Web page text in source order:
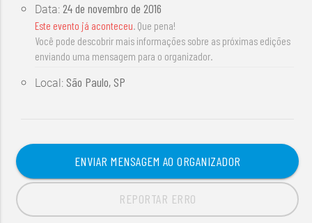
Data:24 de novembro de 2016
Este evento já aconteceu. Que pena!
Você pode descobrir mais informações sobre as próximas edições
enviando uma mensagem para o organizador.
Local: São Paulo, SP
ENVIAR MENSAGEM AO ORGANIZADOR
REPORTAR ERRO